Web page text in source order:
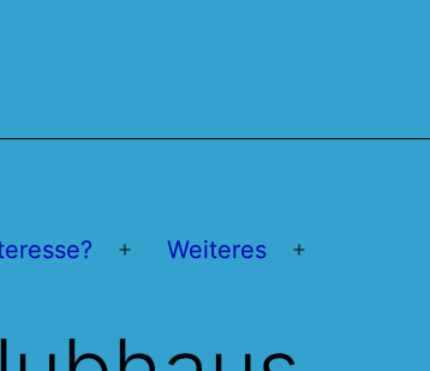
Menü
Weiteres